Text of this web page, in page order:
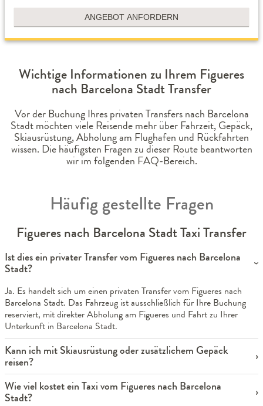
ANGEBOT ANFORDERN
Wichtige Informationen zu Ihrem Figueres
nach Barcelona Stadt Transfer
Vor der Buchung Ihres privaten Transfers nach Barcelona
Stadt möchten viele Reisende mehr über Fahrzeit, Gepäck,
Skiausrüstung, Abholung am Flughafen und Rückfahrten
wissen. Die häufigsten Fragen zu dieser Route beantworten
wir im folgenden FAQ-Bereich.
Häufig gestellte Fragen
Figueres nach Barcelona Stadt Taxi Transfer
Ist dies ein privater Transfer vom Figueres nach Barcelona
Stadt?
Ja. Es handelt sich um einen privaten Transfer vom Figueres nach
Barcelona Stadt. Das Fahrzeug ist ausschließlich für Ihre Buchung
reserviert, mit direkter Abholung am Figueres und Fahrt zu Ihrer
Unterkunft in Barcelona Stadt.
Kann ich mit Skiausrüstung oder zusätzlichem Gepäck
reisen?
Wie viel kostet ein Taxi vom Figueres nach Barcelona
Stadt?